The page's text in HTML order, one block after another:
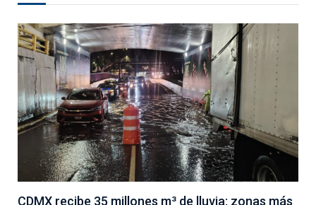
CDMX recibe 35 millones m³ de lluvia: zonas más